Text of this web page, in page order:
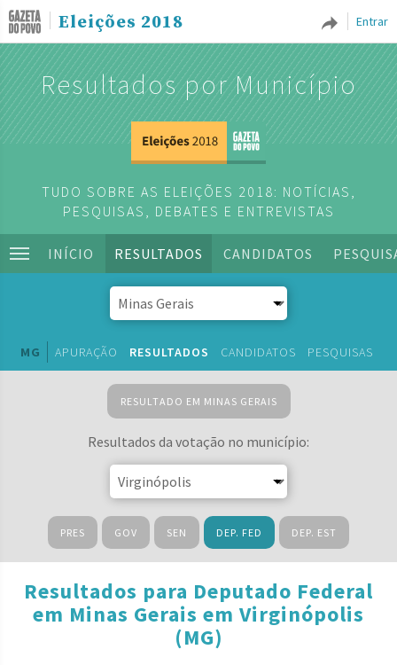
Entrar
Eleições 2018
Resultados por Município
TUDO SOBRE AS ELEIÇÕES 2018: NOTÍCIAS,
PESQUISAS, DEBATES E ENTREVISTAS
INÍCIO RESULTADOS CANDIDATOS
MG APURAÇÃO RESULTADOS CANDIDATOS PESQUISAS
RESULTADO EM MINAS GERAIS
Resultados da votação no município:
PRES GOV SEN DEP. FED DEP. EST
Resultados para Deputado Federal
em Minas Gerais em Virginópolis
(MG)